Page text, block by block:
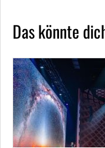
Das könnte